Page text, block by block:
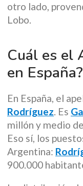
otro lado,
Lobo.
Cuál es el
en España?
En España, el
Rodríguez. Es
millón y medio
Eso sí, los
Argentina:
900.000